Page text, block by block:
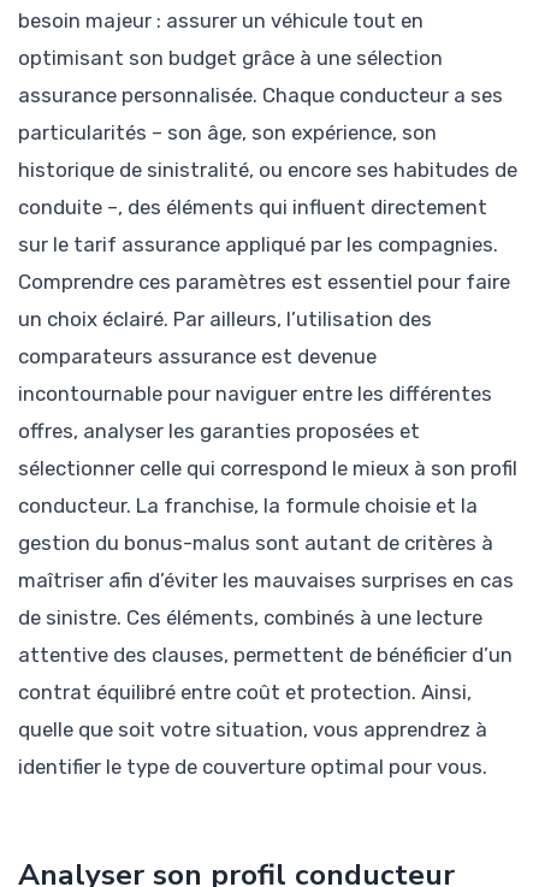
besoin majeur : assurer un véhicule tout en
optimisant son budget grâce à une sélection
assurance personnalisée. Chaque conducteur a ses
particularités – son âge, son expérience, son
historique de sinistralité, ou encore ses habitudes de
conduite –, des éléments qui influent directement
sur le tarif assurance appliqué par les compagnies.
Comprendre ces paramètres est essentiel pour faire
un choix éclairé. Par ailleurs, l’utilisation des
comparateurs assurance est devenue
incontournable pour naviguer entre les différentes
offres, analyser les garanties proposées et
sélectionner celle qui correspond le mieux à son profil
conducteur. La franchise, la formule choisie et la
gestion du bonus-malus sont autant de critères à
maîtriser afin d’éviter les mauvaises surprises en cas
de sinistre. Ces éléments, combinés à une lecture
attentive des clauses, permettent de bénéficier d’un
contrat équilibré entre coût et protection. Ainsi,
quelle que soit votre situation, vous apprendrez à
identifier le type de couverture optimal pour vous.
Analyser son profil conducteur